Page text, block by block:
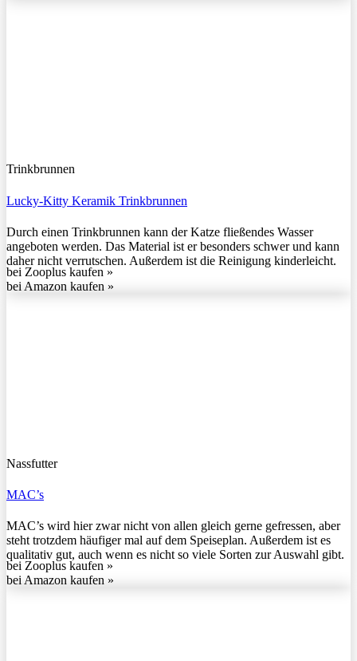
Trinkbrunnen
Lucky-Kitty Keramik Trinkbrunnen
Durch einen Trinkbrunnen kann der Katze fließendes Wasser
angeboten werden. Das Material ist er besonders schwer und kann
daher nicht verrutschen. Außerdem ist die Reinigung kinderleicht.
bei Zooplus kaufen »
bei Amazon kaufen »
Nassfutter
MAC’s
MAC’s wird hier zwar nicht von allen gleich gerne gefressen, aber
steht trotzdem häufiger mal auf dem Speiseplan. Außerdem ist es
qualitativ gut, auch wenn es nicht so viele Sorten zur Auswahl gibt.
bei Zooplus kaufen »
bei Amazon kaufen »